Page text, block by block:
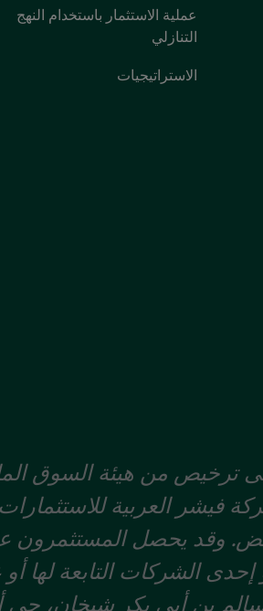
عملية الاستثمار باستخدام النهج
التنازلي
الاستراتيجيات
من هيئة السوق
فيشر العربية
وقد يحصل المستثمرون
الشركات التابعة لها